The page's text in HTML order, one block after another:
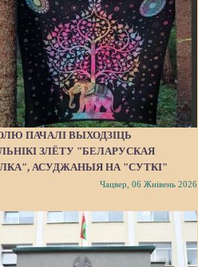
ПАЧАЛІ ВЫХОДЗІЦЬ
ЗЛЁТУ "БЕЛАРУСКАЯ
АСУДЖАНЫЯ НА "СУТКІ"
Чацвер, 06 Жнівень 2026